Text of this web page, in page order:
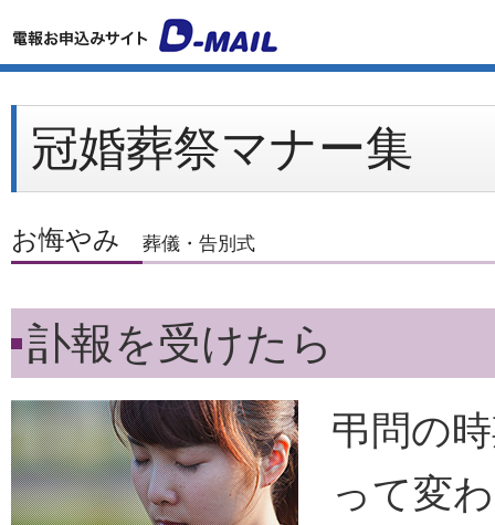
冠婚葬祭マナー集
お悔やみ 葬儀・告別式
訃報を受けたら
弔問の
って変